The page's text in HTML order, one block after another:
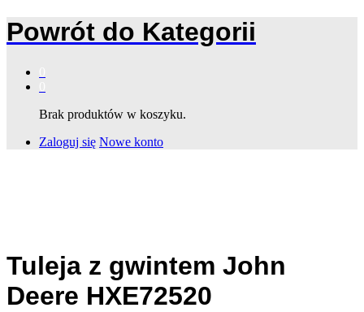
Powrót do Kategorii
Brak produktów w koszyku.
Zaloguj się Nowe konto
Tuleja z gwintem John
Deere HXE72520